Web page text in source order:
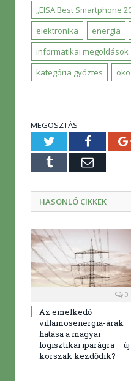
„EISA Best Smartphone
elektronika
energia
informatikai megoldások
kategória győztes
MEGOSZTÁS
Twitter
Tumblr E-
HASONLÓ CIKKEK
0
Az emelkedő
villamosenergia-árak
hatása a magyar
logisztikai iparágra – új
korszak kezdődik?